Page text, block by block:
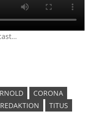
CORONA
REDAKTION TITUS